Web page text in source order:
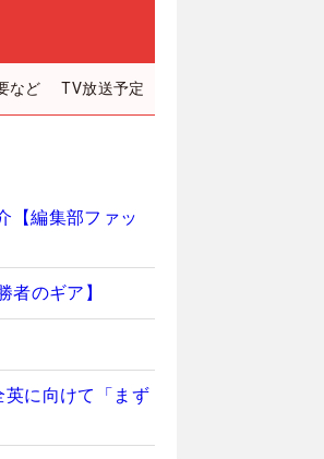
など TV放送予定
【編集部ファッ
のギア】
に向けて「まず